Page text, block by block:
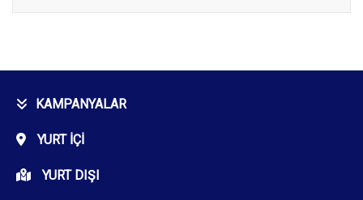
KAMPANYALAR
YURT İÇI
YURT DIŞI